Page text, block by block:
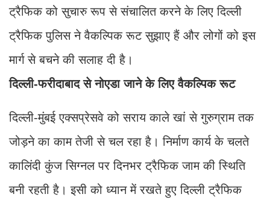
ट्रैफिक को सुचारु रूप से संचालित करने के लिए दिल्ली
ट्रैफिक पुलिस ने वैकल्पिक रूट सुझाए हैं और लोगों को इस
मार्ग से बचने की सलाह दी है।
दिल्ली-फरीदाबाद से नोएडा जाने के लिए वैकल्पिक रूट
दिल्ली-मुंबई एक्सप्रेसवे को सराय काले खां से गुरुग्राम तक
जोड़ने का काम तेजी से चल रहा है। निर्माण कार्य के चलते
कालिंदी कुंज सिग्नल पर दिनभर ट्रैफिक जाम की स्थिति
बनी रहती है। इसी को ध्यान में रखते हुए दिल्ली ट्रैफिक